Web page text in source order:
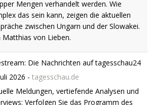
zwischen Ungarn und der Slowakei.
Matthias von Lieben.
Die Nachrichten auf tagesschau24
Meldungen, vertiefende Analysen und
Verfolgen Sie das Programm des
Nachrichtenkanals tagesschau24 hier.